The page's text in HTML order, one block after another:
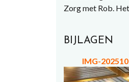
Zorg met Rob.
BIJLAGEN
IMG-